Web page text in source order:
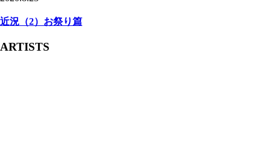
近況（2）お祭り篇
ARTISTS